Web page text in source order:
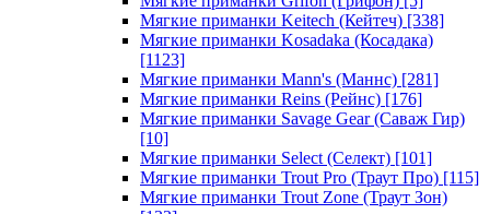
Мягкие приманки Keitech (Кейтеч) [338]
Мягкие приманки Kosadaka (Косадака)
[1123]
Мягкие приманки Mann's (Маннс) [281]
Мягкие приманки Reins (Рейнс) [176]
Мягкие приманки Savage Gear (Саваж Гир)
[10]
Мягкие приманки Select (Селект) [101]
Мягкие приманки Trout Pro (Траут Про) [115]
Мягкие приманки Trout Zone (Траут Зон)